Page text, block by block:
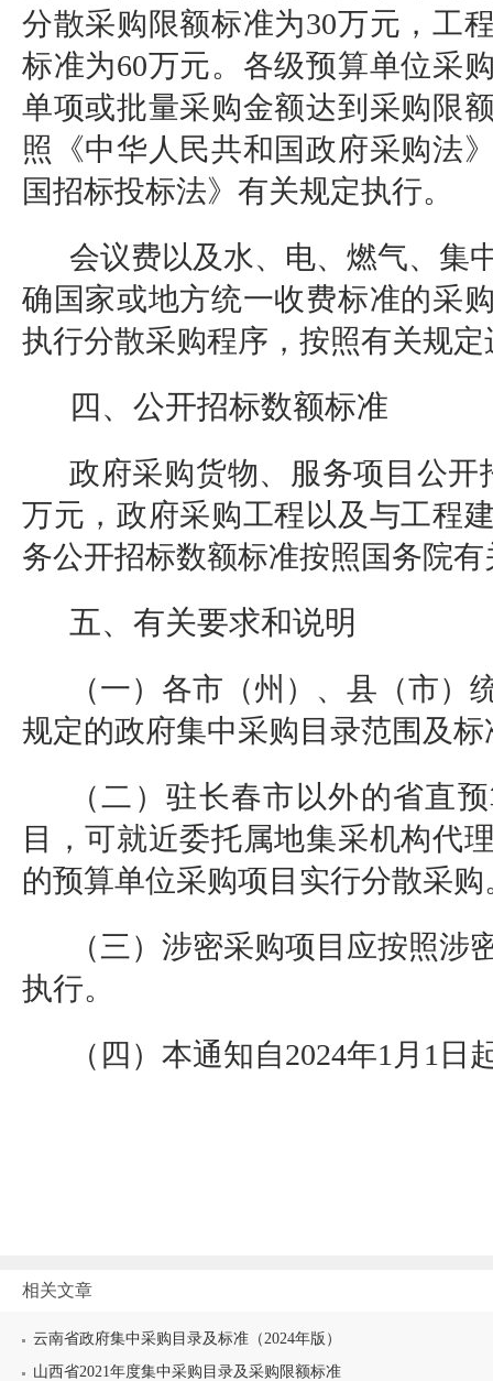
分散采购限额标准为30万元，工
标准为60万元。各级预算单位采
单项或批量采购金额达到采购限
照《中华人民共和国政府采购法
国招标投标法》有关规定执行。
会议费以及水、电、燃气、集
确国家或地方统一收费标准的采
执行分散采购程序， 按照有关规
四、公开招标数额标准
政府采购货物、服务项目公开
万元，政府采购工程以及与工程
务公开招标数额标准按照国务院
五、有关要求和说明
（一）各市（州）、县（市）
规定的政府集中采购目录范围及标
（二）驻长春市以外的省直
目，可就近委托属地集采机构代
的预算单位采购项目实行分散采购
（三）涉密采购项目应按照涉
执行。
（四）本通知自2024年1月1日
相关文章
云南省政府集中采购目录及标准（2024年版）
山西省2021年度集中采购目录及采购限额标准